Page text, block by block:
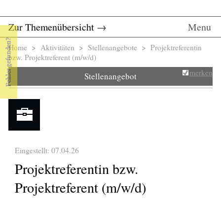
Zur Themenübersicht → Menu
Sie sind hier
Home > Aktivitäten > Stellenangebote > Projektreferentin
bzw. Projektreferent (m/w/d)
Stellenangebot merken
Eingestellt: 07.04.26
Projektreferentin bzw.
Projektreferent (m/w/d)